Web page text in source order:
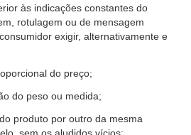
às indicações constantes do
rotulagem ou de mensagem
exigir, alternativamente e
do preço;
do peso ou medida;
produto por outro da mesma
sem os aludidos vícios;